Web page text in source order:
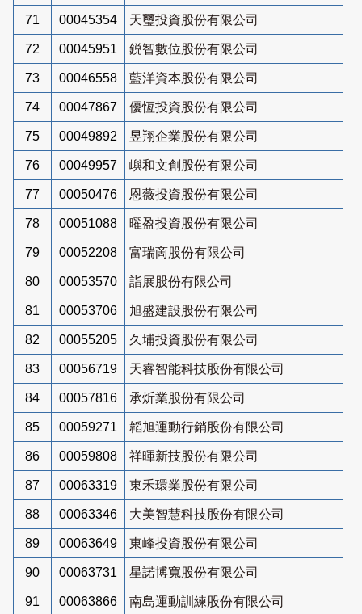
71 00045354 天璽投資股份有限公司
72 00045951 鋭智數位股份有限公司
73 00046558 藍洋資本股份有限公司
74 00047867 優恆投資股份有限公司
75 00049892 昱翔企業股份有限公司
76 00049957 嶼和文創股份有限公司
77 00050476 恩薇投資股份有限公司
78 00051088 曜盈投資股份有限公司
79 00052208 富瑞啇股份有限公司
80 00053570 詣展股份有限公司
81 00053706 旭盛建設股份有限公司
82 00055205 久埔投資股份有限公司
83 00056719 天睿智能科技股份有限公司
84 00057816 承炘業股份有限公司
85 00059271 韜旭運動行銷股份有限公司
86 00059808 祥暉新技股份有限公司
87 00063319 東禾環業股份有限公司
88 00063346 大美智慧科技股份有限公司
89 00063649 東峰投資股份有限公司
90 00063731 星諾博寬股份有限公司
91 00063866 南島運動訓練股份有限公司